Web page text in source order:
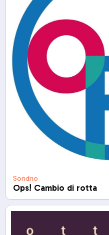
Sondrio
Ops! Cambio di rotta